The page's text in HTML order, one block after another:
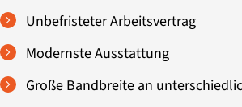
Unbefristeter Arbeitsvertrag
Modernste Ausstattung
Große Bandbreite an